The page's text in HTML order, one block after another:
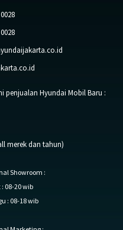
penjualan Hyundai Mobil Baru :
merek dan tahun)
Showroom :
08-20 wib
: 08-18 wib